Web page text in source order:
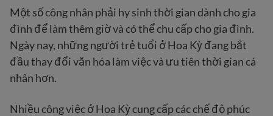
Một số công nhân phải hy sinh thời gian dành cho gia
đình để làm thêm giờ và có thể chu cấp cho gia đình.
Ngày nay, những người trẻ tuổi ở Hoa Kỳ đang bắt
đầu thay đổi văn hóa làm việc và ưu tiên thời gian cá
nhân hơn.
Nhiều công việc ở Hoa Kỳ cung cấp các chế độ phúc